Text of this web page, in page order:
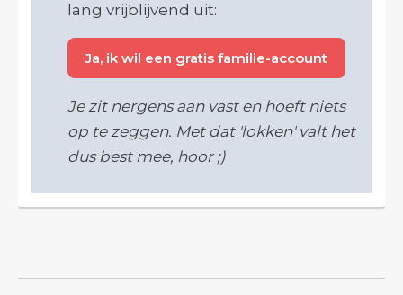
lang vrijblijvend uit:
Ja, ik wil een gratis familie-account
Je zit nergens aan vast en hoeft niets
op te zeggen. Met dat 'lokken' valt het
dus best mee, hoor ;)